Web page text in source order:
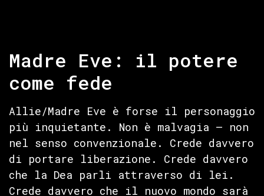
Madre Eve: il potere
come fede
Allie/Madre Eve è forse il personaggio
più inquietante. Non è malvagia — non
nel senso convenzionale. Crede davvero
di portare liberazione. Crede davvero
che la Dea parli attraverso di lei.
Crede davvero che il nuovo mondo sarà